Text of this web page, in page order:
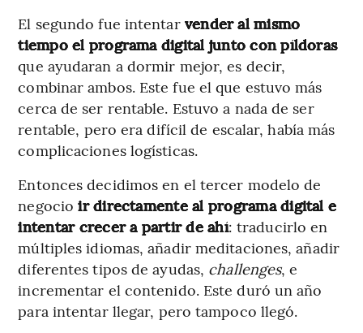
El segundo fue intentar vender al mismo
tiempo el programa digital junto con píldoras
que ayudaran a dormir mejor, es decir,
combinar ambos. Este fue el que estuvo más
cerca de ser rentable. Estuvo a nada de ser
rentable, pero era difícil de escalar, había más
complicaciones logísticas.
Entonces decidimos en el tercer modelo de
negocio ir directamente al programa digital e
intentar crecer a partir de ahí: traducirlo en
múltiples idiomas, añadir meditaciones, añadir
diferentes tipos de ayudas, challenges, e
incrementar el contenido. Este duró un año
para intentar llegar, pero tampoco llegó.